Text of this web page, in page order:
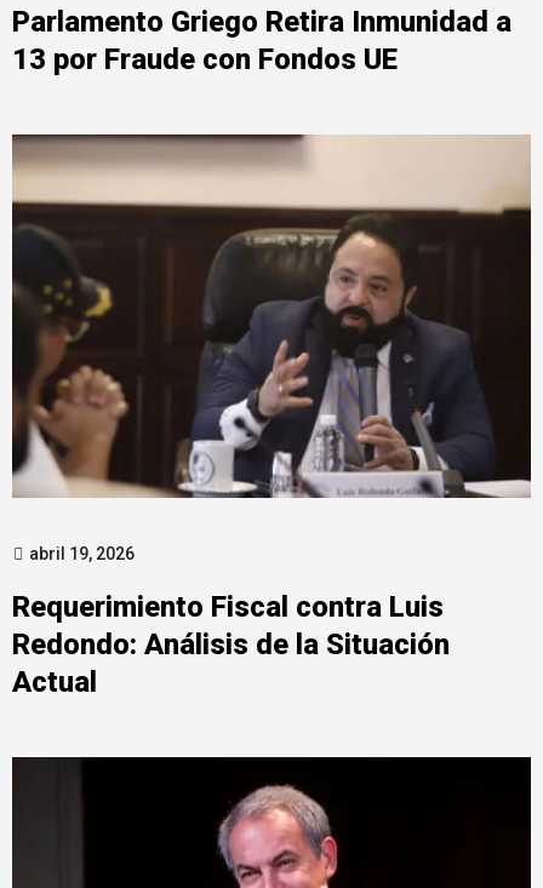
Parlamento Griego Retira Inmunidad a
13 por Fraude con Fondos UE
abril 19, 2026
Requerimiento Fiscal contra Luis
Redondo: Análisis de la Situación
Actual